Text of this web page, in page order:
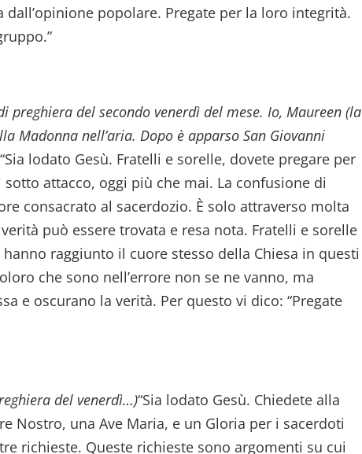
dall’opinione popolare. Pregate per la loro integrità.
preghiera del secondo venerdì del mese. Io, Maureen (la
Madonna nell’aria. Dopo è apparso San Giovanni
“Sia lodato Gesù. Fratelli e sorelle, dovete pregare per
attacco, oggi più che mai. La confusione di
consacrato al sacerdozio. È solo attraverso molta
può essere trovata e resa nota. Fratelli e sorelle
hanno raggiunto il cuore stesso della Chiesa in questi
che sono nell’errore non se ne vanno, ma
e oscurano la verità. Per questo vi dico: “Pregate
del venerdì…)“Sia lodato Gesù. Chiedete alla
Nostro, una Ave Maria, e un Gloria per i sacerdoti
richieste. Queste richieste sono argomenti su cui